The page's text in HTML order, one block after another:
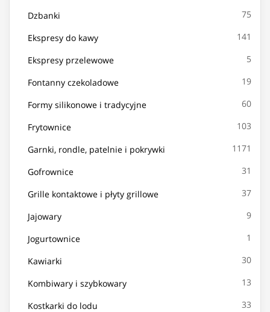
Dzbanki 75
Ekspresy do kawy 141
Ekspresy przelewowe 5
Fontanny czekoladowe 19
Formy silikonowe i tradycyjne 60
Frytownice 103
Garnki, rondle, patelnie i pokrywki 1171
Gofrownice 31
Grille kontaktowe i płyty grillowe 37
Jajowary 9
Jogurtownice 1
Kawiarki 30
Kombiwary i szybkowary 13
Kostkarki do lodu 33